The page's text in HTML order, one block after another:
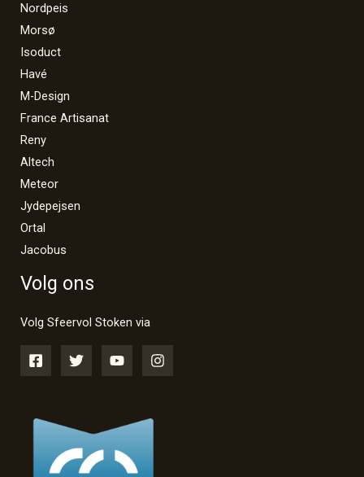
Nordpeis
Morsø
Isoduct
Havé
M-Design
France Artisanat
Reny
Altech
Meteor
Jydepejsen
Ortal
Jacobus
Volg ons
Volg Sfeervol Stoken via